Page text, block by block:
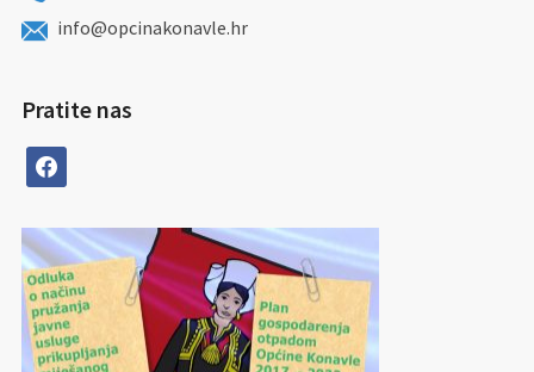
info@opcinakonavle.hr
Pratite nas
facebook